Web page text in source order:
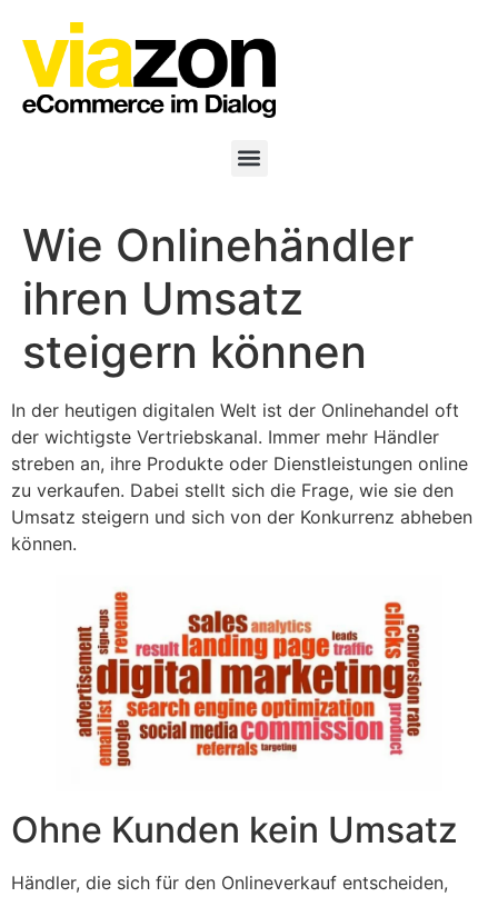
Wie Onlinehändler
ihren Umsatz
steigern können
In der heutigen digitalen Welt ist der Onlinehandel oft
der wichtigste Vertriebskanal. Immer mehr Händler
streben an, ihre Produkte oder Dienstleistungen online
zu verkaufen. Dabei stellt sich die Frage, wie sie den
Umsatz steigern und sich von der Konkurrenz abheben
können.
Ohne Kunden kein Umsatz
Händler, die sich für den Onlineverkauf entscheiden,